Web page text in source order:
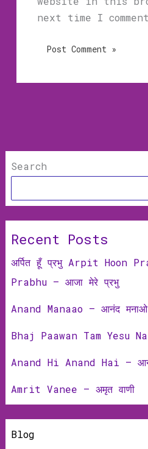
next time I
Search
Recent Posts
अर्पित हूँ प्रभु Arpit Hoon
Prabhu – आजा मेरे प्रभु
Anand Manaao – आनंद मनाओ
Bhaj Paawan Tam Yesu
Anand Hi Anand Hai –
Amrit Vanee – अमृत वाणी
Blog